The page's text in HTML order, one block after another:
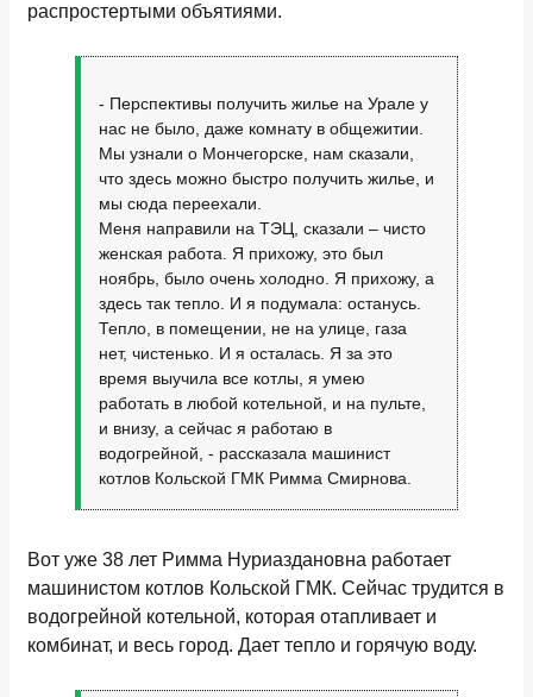
распростертыми объятиями.
- Перспективы получить жилье на Урале у
нас не было, даже комнату в общежитии.
Мы узнали о Мончегорске, нам сказали,
что здесь можно быстро получить жилье, и
мы сюда переехали.
Меня направили на ТЭЦ, сказали – чисто
женская работа. Я прихожу, это был
ноябрь, было очень холодно. Я прихожу, а
здесь так тепло. И я подумала: останусь.
Тепло, в помещении, не на улице, газа
нет, чистенько. И я осталась. Я за это
время выучила все котлы, я умею
работать в любой котельной, и на пульте,
и внизу, а сейчас я работаю в
водогрейной, - рассказала машинист
котлов Кольской ГМК Римма Смирнова.
Вот уже 38 лет Римма Нуриаздановна работает
машинистом котлов Кольской ГМК. Сейчас трудится в
водогрейной котельной, которая отапливает и
комбинат, и весь город. Дает тепло и горячую воду.